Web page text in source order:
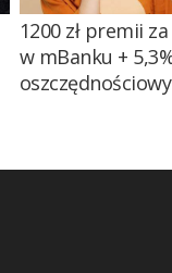
1200 zł premii
w mBanku +